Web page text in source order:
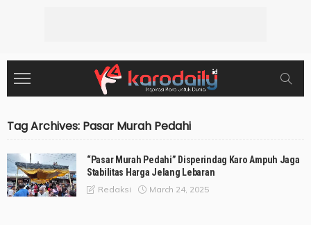
Tag Archives: Pasar Murah Pedahi
“Pasar Murah Pedahi” Disperindag Karo Ampuh Jaga
Stabilitas Harga Jelang Lebaran
Redaksi March 24, 2025